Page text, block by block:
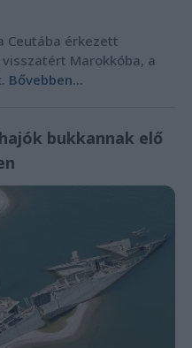
Ceutába érkezett
Marokkóba, a
Bővebben...
bukkannak elő